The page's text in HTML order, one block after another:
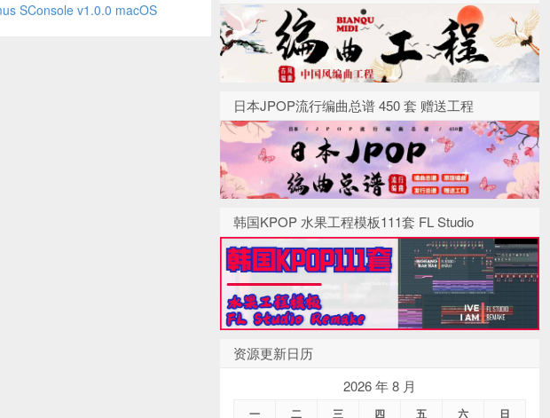
SConsole v1.0.0 macOS
日本JPOP流行编曲总谱 450 套 赠送工程
韩国KPOP 水果工程模板111套 FL Studio
资源更新日历
2026 年 8 月
一 二 三 四 五 六 日